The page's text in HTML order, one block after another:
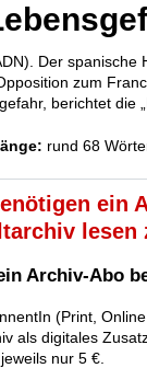
Der spanische
zum
berichtet die
rund 68
ein
lesen
Archiv-Abo
(Print,
als digitales
nur 5 €.